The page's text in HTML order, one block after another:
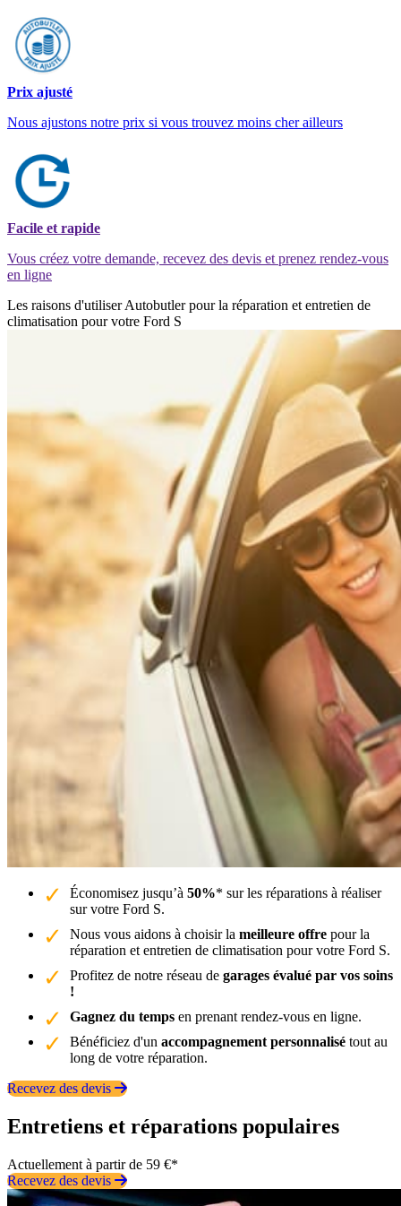
Prix ajusté
Nous ajustons notre prix si vous trouvez moins cher ailleurs
Facile et rapide
Vous créez votre demande, recevez des devis et prenez rendez-vous
en ligne
Les raisons d'utiliser Autobutler pour la réparation et entretien de
climatisation pour votre Ford S
Économisez jusqu’à 50%* sur les réparations à réaliser
sur votre Ford S.
Nous vous aidons à choisir la meilleure offre pour la
réparation et entretien de climatisation pour votre Ford S.
Profitez de notre réseau de garages évalué par vos soins
!
Gagnez du temps en prenant rendez-vous en ligne.
Bénéficiez d'un accompagnement personnalisé tout au
long de votre réparation.
Recevez des devis
Entretiens et réparations populaires
Actuellement à partir de 59 €*
Recevez des devis